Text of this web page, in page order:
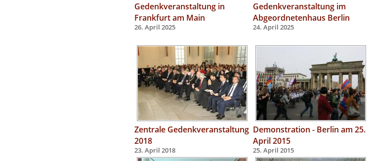
Gedenkveranstaltung in
Frankfurt am Main
26. April 2025
Gedenkveranstaltung im
Abgeordnetenhaus Berlin
24. April 2025
Zentrale Gedenkveranstaltung
2018
23. April 2018
Demonstration - Berlin am 25.
April 2015
25. April 2015